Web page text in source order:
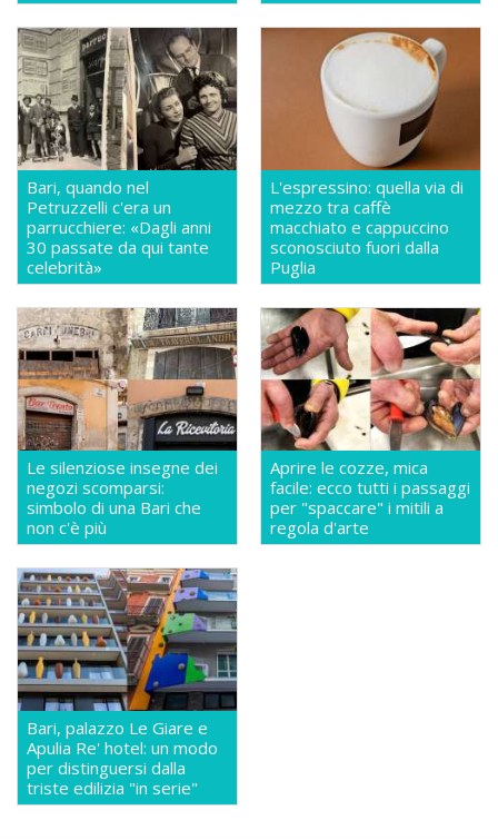
Bari, quando nel
Petruzzelli c'era un
parrucchiere: «Dagli anni
30 passate da qui tante
celebrità»
L'espressino: quella via di
mezzo tra caffè
macchiato e cappuccino
sconosciuto fuori dalla
Puglia
Le silenziose insegne dei
negozi scomparsi:
simbolo di una Bari che
non c'è più
Aprire le cozze, mica
facile: ecco tutti i passaggi
per "spaccare" i mitili a
regola d'arte
Bari, palazzo Le Giare e
Apulia Re' hotel: un modo
per distinguersi dalla
triste edilizia "in serie"